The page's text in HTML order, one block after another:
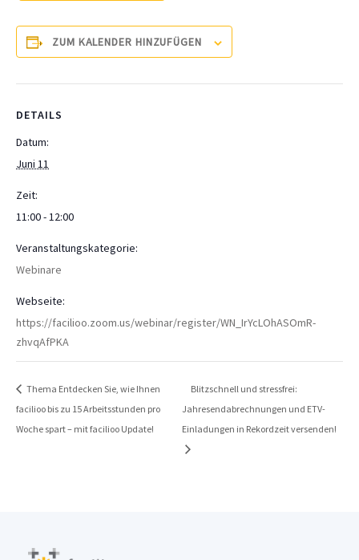
ZUM KALENDER HINZUFÜGEN
DETAILS
Datum:
Juni 11
Zeit:
11:00 - 12:00
Veranstaltungskategorie:
Webinare
Webseite:
https://facilioo.zoom.us/webinar/register/WN_IrYcLOhASOmR-
zhvqAfPKA
Thema Entdecken Sie, wie Ihnen
facilioo bis zu 15 Arbeitsstunden pro
Woche spart – mit facilioo Update!
Blitzschnell und stressfrei:
Jahresendabrechnungen und ETV-
Einladungen in Rekordzeit versenden!